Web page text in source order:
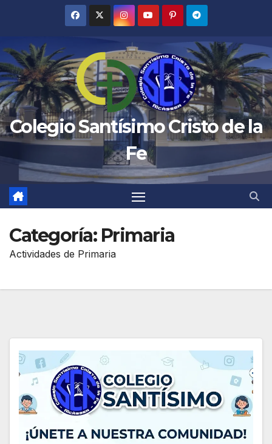
contenido
Colegio Santísimo Cristo de la
Fe
Categoría: Primaria
Actividades de Primaria